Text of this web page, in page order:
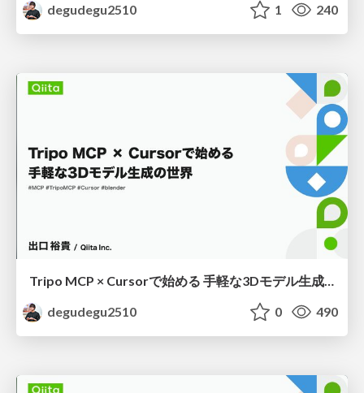
degudegu2510
1 240
Tripo MCP × Cursorで始める 手軽な3Dモデル生成の世界
degudegu2510
0 490